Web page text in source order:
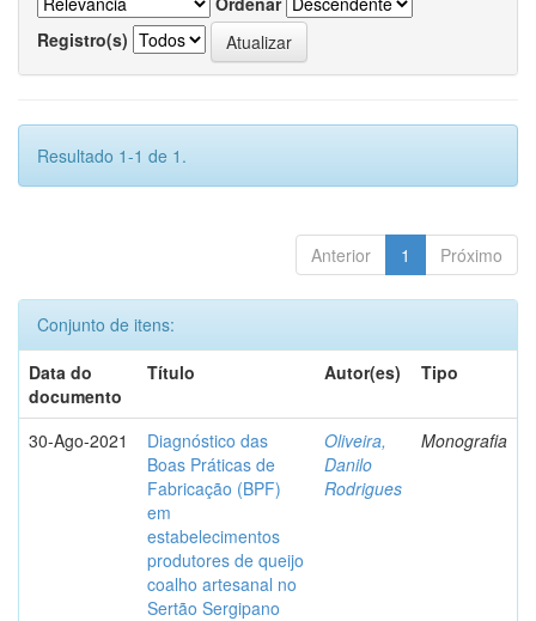
Registro(s)
Resultado 1-1 de 1.
Anterior 1 Próximo
Conjunto de itens:
Data do
documento
Título Autor(es) Tipo
30-Ago-2021
Diagnóstico das
Boas Práticas de
Fabricação (BPF)
em
estabelecimentos
produtores de queijo
coalho artesanal no
Sertão Sergipano
Oliveira,
Danilo
Rodrigues
Monografia